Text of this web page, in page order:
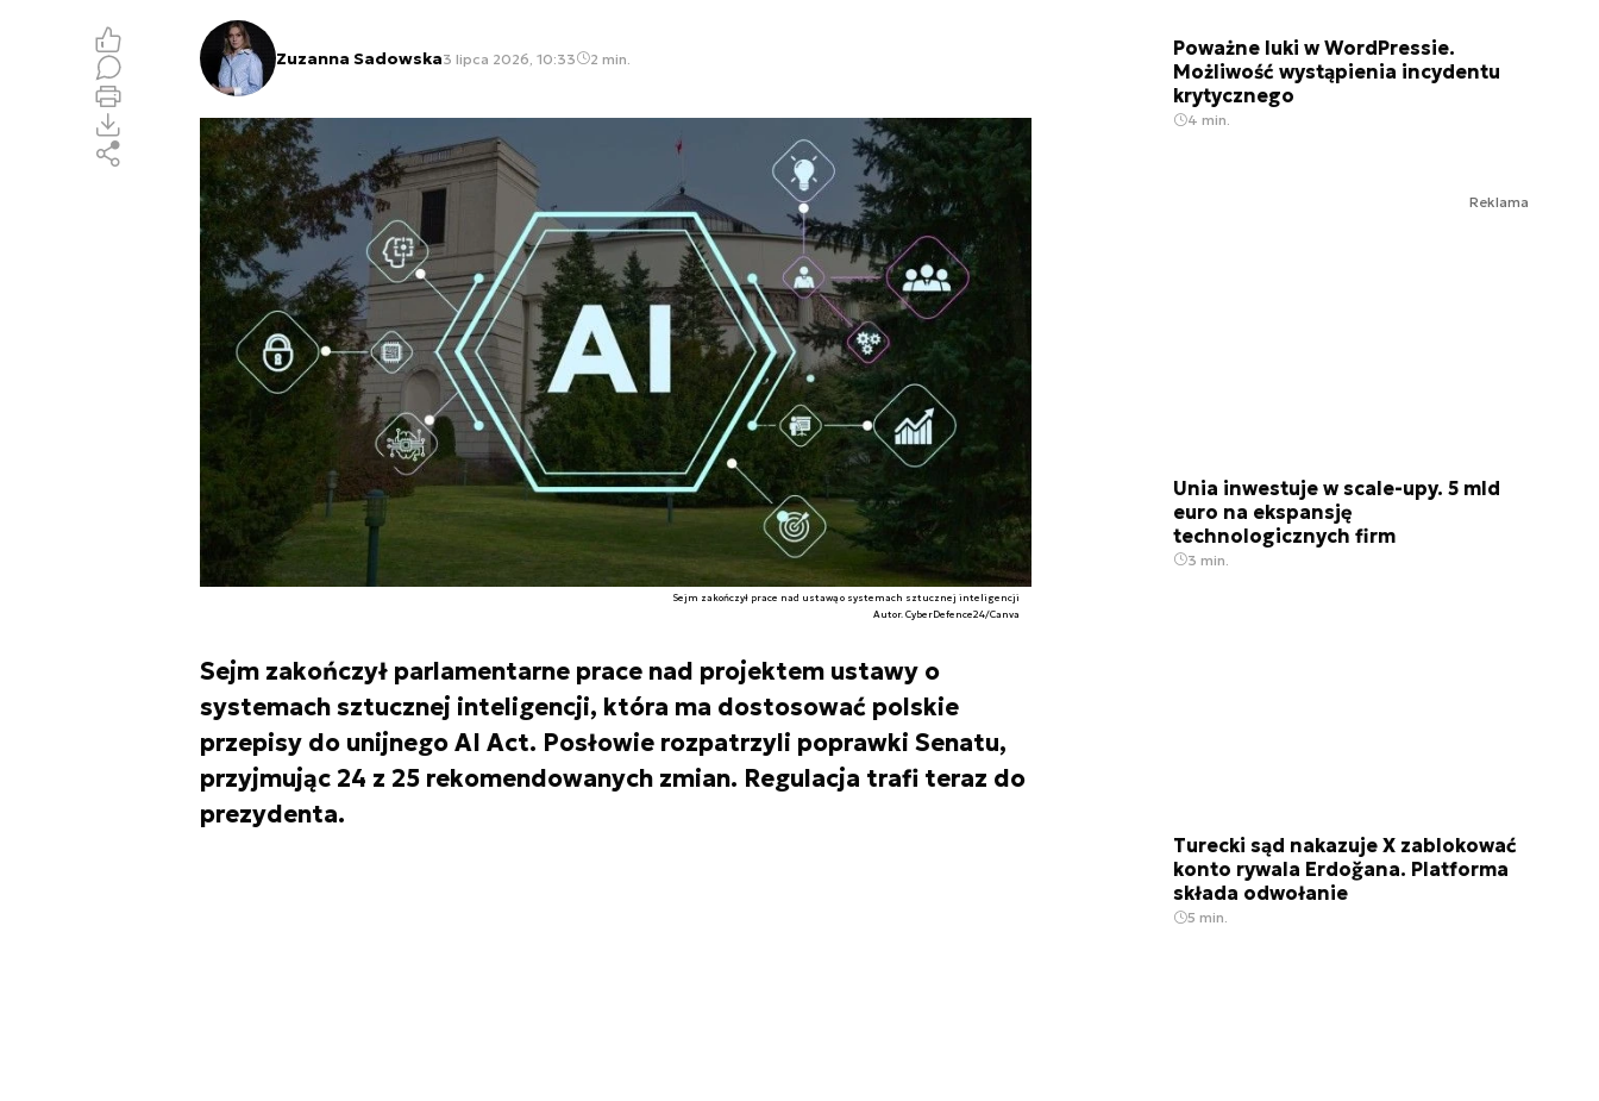
Zuzanna Sadowska3 lipca 2026, 10:33 2 min.
Sejm zakończył prace nad ustawą o systemach sztucznej inteligencji
Autor. CyberDefence24/Canva
Sejm zakończył parlamentarne prace nad projektem ustawy o
systemach sztucznej inteligencji, która ma dostosować polskie
przepisy do unijnego AI Act. Posłowie rozpatrzyli poprawki Senatu,
przyjmując 24 z 25 rekomendowanych zmian. Regulacja trafi teraz do
prezydenta.
Poważne luki w WordPressie.
Możliwość wystąpienia incydentu
krytycznego
4 min.
Reklama
Unia inwestuje w scale-upy. 5 mld
euro na ekspansję
technologicznych firm
3 min.
Turecki sąd nakazuje X zablokować
konto rywala Erdoğana. Platforma
składa odwołanie
5 min.